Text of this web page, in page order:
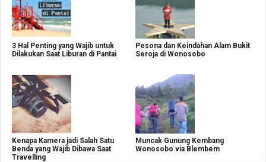
3 Hal Penting yang Wajib untuk
Dilakukan Saat Liburan di Pantai
Pesona dan Keindahan Alam Bukit
Seroja di Wonosobo
Kenapa Kamera jadi Salah Satu
Benda yang Wajib Dibawa Saat
Travelling
Muncak Gunung Kembang
Wonosobo via Blembem